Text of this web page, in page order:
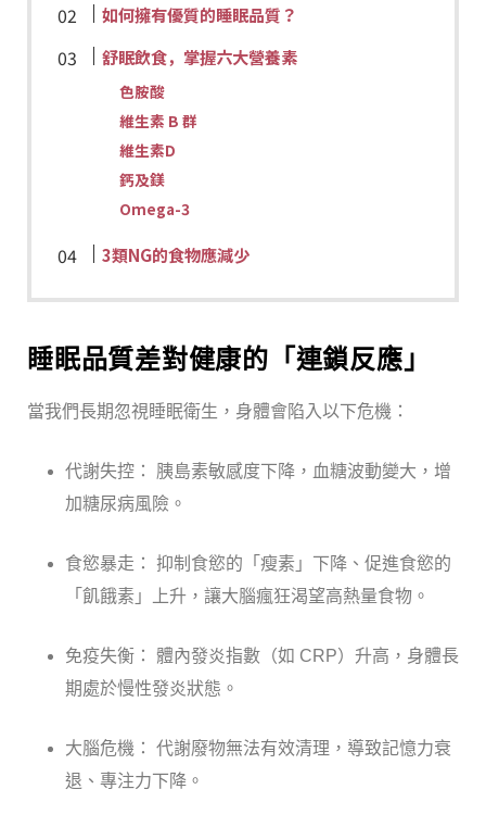
如何擁有優質的睡眠品質？
舒眠飲食，掌握六大營養素
色胺酸
維生素 B 群
維生素D
鈣及鎂
Omega-3
3類NG的食物應減少
睡眠品質差對健康的「連鎖反應」
當我們長期忽視睡眠衛生，身體會陷入以下危機：
代謝失控： 胰島素敏感度下降，血糖波動變大，增
加糖尿病風險。
食慾暴走： 抑制食慾的「瘦素」下降、促進食慾的
「飢餓素」上升，讓大腦瘋狂渴望高熱量食物。
免疫失衡： 體內發炎指數（如 CRP）升高，身體長
期處於慢性發炎狀態。
大腦危機： 代謝廢物無法有效清理，導致記憶力衰
退、專注力下降。